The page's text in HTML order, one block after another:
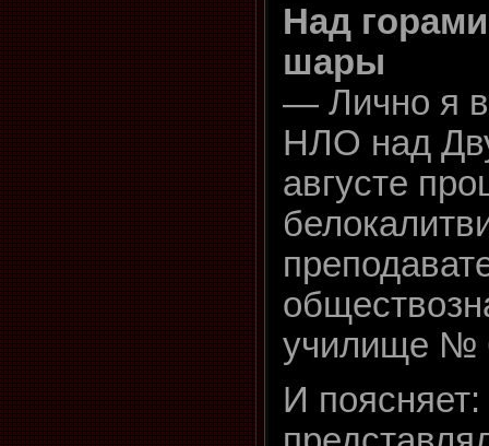
Над
шары
— Лично я в
НЛО над
августе
училище №
И